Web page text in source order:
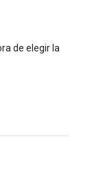
de elegir la